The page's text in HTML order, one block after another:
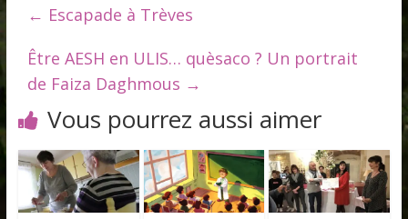
← Escapade à Trèves
Être AESH en ULIS… quèsaco ? Un portrait
de Faiza Daghmous →
Vous pourrez aussi aimer